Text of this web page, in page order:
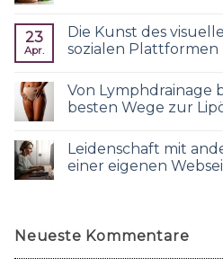
23
Apr.
Die Kunst des
sozialen Plattformen
Von Lymphdrainage
besten Wege zur
Leidenschaft mit
einer eigenen
Neueste Kommentare